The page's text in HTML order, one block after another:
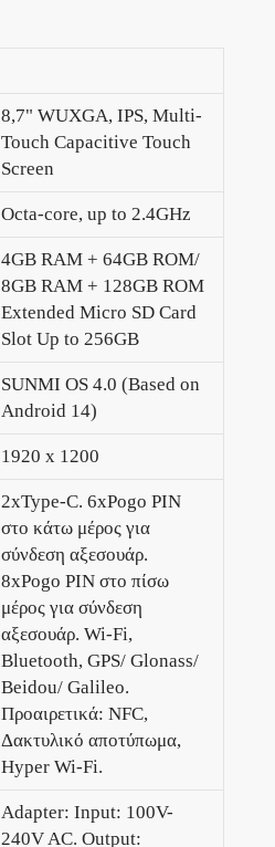
8,7" WUXGA, IPS, Multi-
Touch Capacitive Touch
Screen
Octa-core, up to 2.4GHz
4GB RAM + 64GB ROM/
8GB RAM + 128GB ROM
Extended Micro SD Card
Slot Up to 256GB
SUNMI OS 4.0 (Based on
Android 14)
1920 x 1200
2xType-C. 6xPogo PIN
στο κάτω μέρος για
σύνδεση αξεσουάρ.
8xPogo PIN στο πίσω
μέρος για σύνδεση
αξεσουάρ. Wi-Fi,
Bluetooth, GPS/ Glonass/
Beidou/ Galileo.
Προαιρετικά: NFC,
Δακτυλικό αποτύπωμα,
Hyper Wi-Fi.
Adapter: Input: 100V-
240V AC. Output: